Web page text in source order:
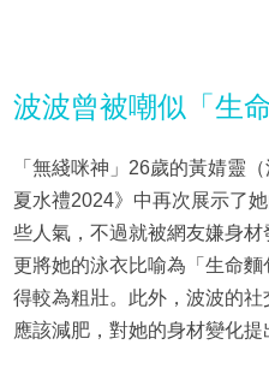
波波曾被嘲似「生命
「無綫咪神」26歲的黃婧靈
夏水禮2024》中再次展示了
些人氣，不過就被網友嫌身
更將她的泳衣比喻為「生命
得較為粗壯。此外，波波的
應該減肥，對她的身材變化提